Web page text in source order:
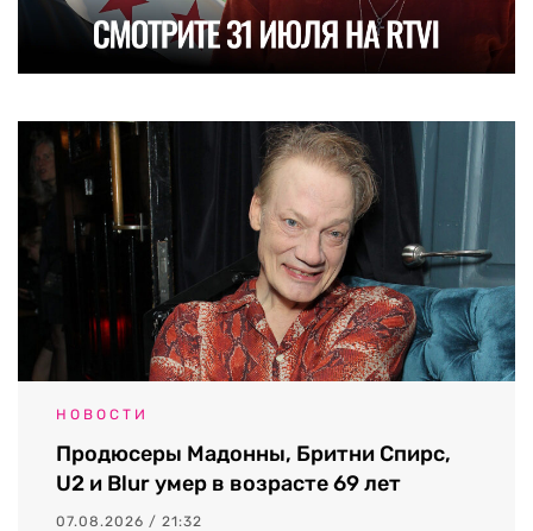
НОВОСТИ
Продюсеры Мадонны, Бритни Спирс,
U2 и Blur умер в возрасте 69 лет
07.08.2026 / 21:32